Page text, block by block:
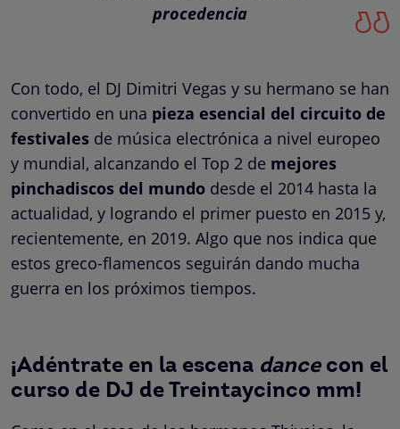
procedencia
Con todo, el DJ Dimitri Vegas y su hermano se han
convertido en una pieza esencial del circuito de
festivales de música electrónica a nivel europeo
y mundial, alcanzando el Top 2 de mejores
pinchadiscos del mundo desde el 2014 hasta la
actualidad, y logrando el primer puesto en 2015 y,
recientemente, en 2019. Algo que nos indica que
estos greco-flamencos seguirán dando mucha
guerra en los próximos tiempos.
¡Adéntrate en la escena dancecon el
curso de DJ de Treintaycinco mm!